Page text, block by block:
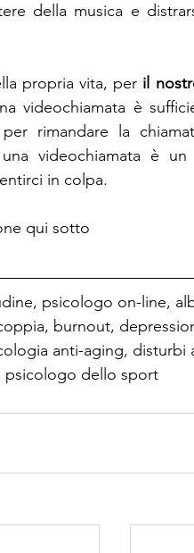
della musica e
propria vita, per il
videochiamata è
rimandare la
videochiamata è
in colpa.
qui sotto
psicologo on-line,
burnout,
anti-aging, disturbi
psicologo dello sport